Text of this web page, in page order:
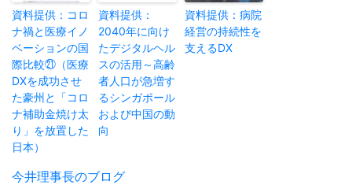
資料提供：コロ
ナ禍と医療イノ
ベーションの国
際比較㉑（医療
DXを成功させ
た豪州と「コロ
ナ補助金焼け太
り」を放置した
日本）
資料提供：
2040年に向け
たデジタルヘル
スの活用～高齢
者人口が急増す
るシンガポール
および中国の動
向
資料提供：病院
経営の持続性を
支えるDX
投
今井理事長のブログ